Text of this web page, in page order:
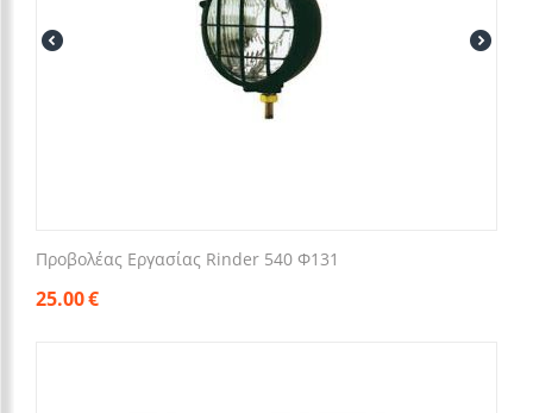
Προβολέας Εργασίας Rinder 540 Φ131
25.00€